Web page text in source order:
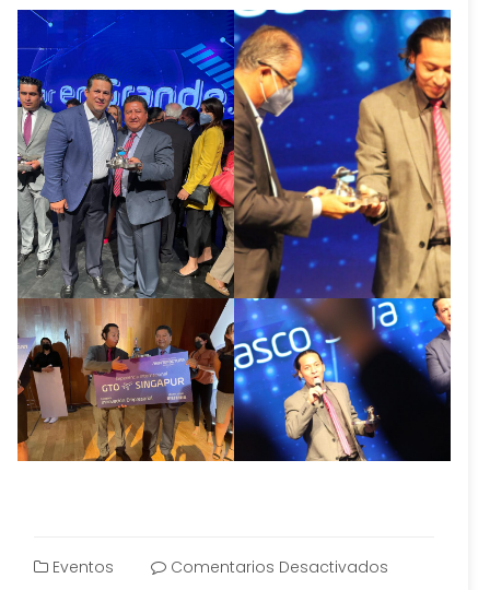
Eventos Comentarios Desactivados